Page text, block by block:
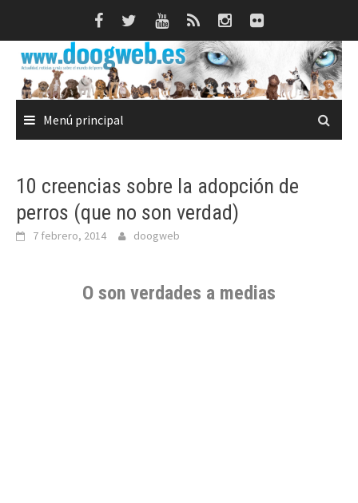
Menú principal
10 creencias sobre la adopción de
perros (que no son verdad)
7 febrero, 2014 doogweb
O son verdades a medias